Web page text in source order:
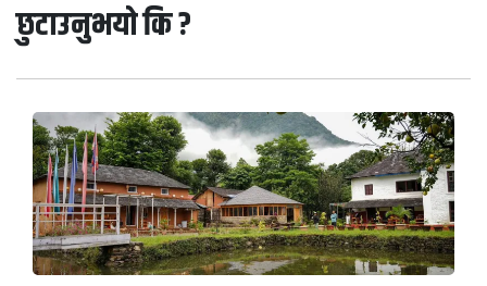
छुटाउनुभयो कि ?